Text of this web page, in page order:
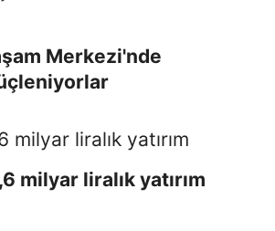
Merkezi'nde
milyar liralık yatırım